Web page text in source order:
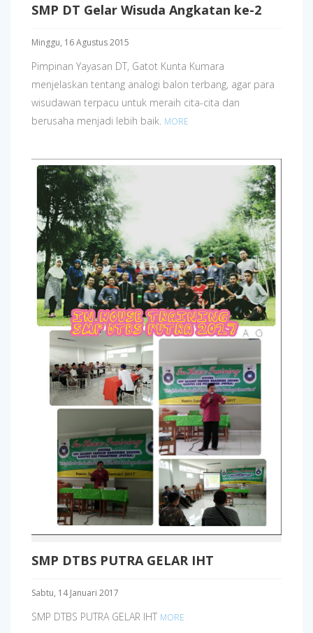
SMP DT Gelar Wisuda Angkatan ke-2
Minggu, 16 Agustus 2015
Pimpinan Yayasan DT, Gatot Kunta Kumara
menjelaskan tentang analogi balon terbang, agar para
wisudawan terpacu untuk meraih cita-cita dan
berusaha menjadi lebih baik. MORE
SMP DTBS PUTRA GELAR IHT
Sabtu, 14 Januari 2017
SMP DTBS PUTRA GELAR IHT MORE